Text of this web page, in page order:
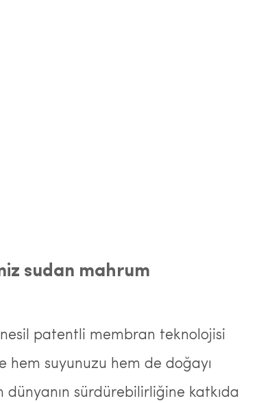
sudan mahrum
patentli membran teknolojisi
hem suyunuzu hem de doğayı
sürdürebilirliğine katkıda